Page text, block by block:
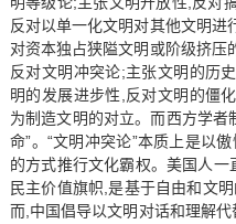
反对以单一化文明对其他文明进
对资本独占狭隘文明或阶级挤压
反对文明冲突论;主张文明的历
明的发展进步性,反对文明的僵
为制造文明的对立。而西方学者
命”。“文明冲突论”本质上是以
的方式推行文化霸权。美国人
民主价值旗帜,是基于自由和文
而,中国倡导以文明对话和理解代